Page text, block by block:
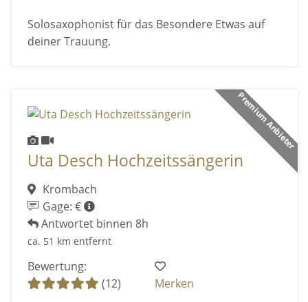
Solosaxophonist für das Besondere Etwas auf
deiner Trauung.
Premium Anbieter
Uta Desch Hochzeitssängerin
Krombach
Gage: €
Antwortet binnen 8h
ca. 51 km entfernt
Bewertung:
(12)
Merken